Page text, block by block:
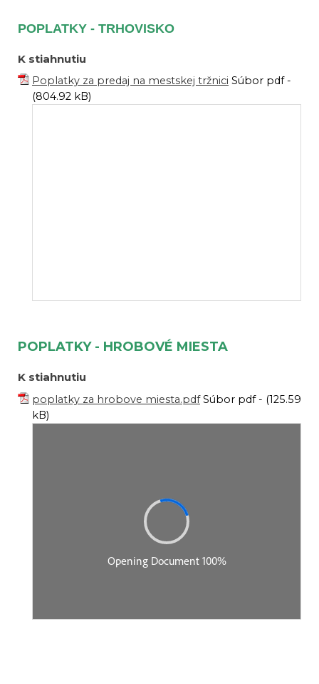
POPLATKY - TRHOVISKO
K stiahnutiu
Poplatky za predaj na mestskej tržnici Súbor pdf -
(804.92 kB)
POPLATKY - HROBOVÉ MIESTA
K stiahnutiu
poplatky za hrobove miesta.pdfSúbor pdf - (125.59
kB)